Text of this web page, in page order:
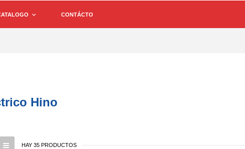
CONTÁCTO
Hino
HAY 35 PRODUCTOS